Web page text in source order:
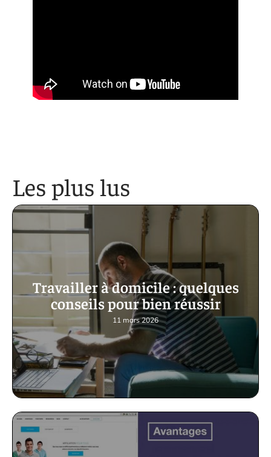
Les plus lus
Travailler à domicile : quelques
conseils pour bien réussir
11 mars 2026